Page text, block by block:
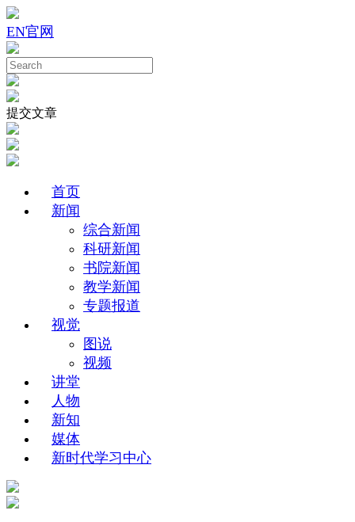
EN官网
提交文章
首页
新闻
综合新闻
科研新闻
书院新闻
教学新闻
专题报道
视觉
图说
视频
讲堂
人物
新知
媒体
新时代学习中心